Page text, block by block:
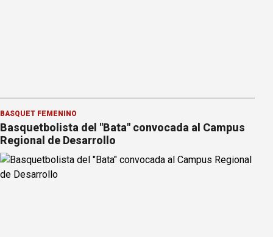
BÁSQUET FEMENINO
Basquetbolista del "Bata" convocada al Campus
Regional de Desarrollo